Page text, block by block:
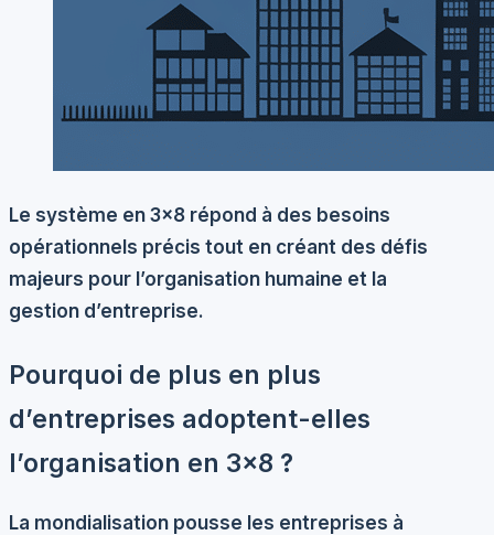
Le système en 3×8 répond à des besoins
opérationnels précis tout en créant des défis
majeurs pour l’organisation humaine et la
gestion d’entreprise.
Pourquoi de plus en plus
d’entreprises adoptent-elles
l’organisation en 3×8 ?
La mondialisation pousse les entreprises à